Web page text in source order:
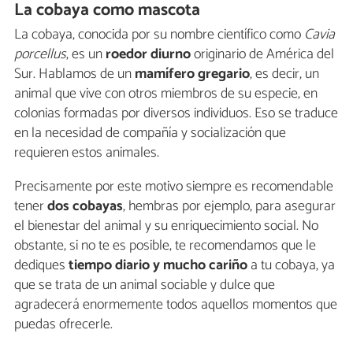
La cobaya como mascota
La cobaya, conocida por su nombre científico como Cavia
porcellus, es unroedor diurnooriginario de América del
Sur. Hablamos de unmamífero gregario, es decir, un
animal que vive con otros miembros de su especie, en
colonias formadas por diversos individuos. Eso se traduce
en la necesidad de compañía y socialización que
requieren estos animales.
Precisamente por este motivo siempre es recomendable
tenerdos cobayas, hembras por ejemplo, para asegurar
el bienestar del animal y su enriquecimiento social. No
obstante, si no te es posible, te recomendamos que le
dediquestiempo diario y mucho cariñoa tu cobaya, ya
que se trata de un animal sociable y dulce que
agradecerá enormemente todos aquellos momentos que
puedas ofrecerle.